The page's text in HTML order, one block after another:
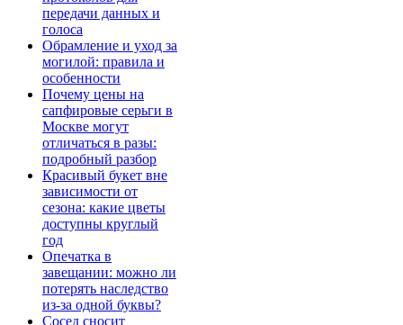
передачи данных и
голоса
Обрамление и уход за
могилой: правила и
особенности
Почему цены на
сапфировые серьги в
Москве могут
отличаться в разы:
подробный разбор
Красивый букет вне
зависимости от
сезона: какие цветы
доступны круглый
год
Опечатка в
завещании: можно ли
потерять наследство
из-за одной буквы?
Сосед сносит